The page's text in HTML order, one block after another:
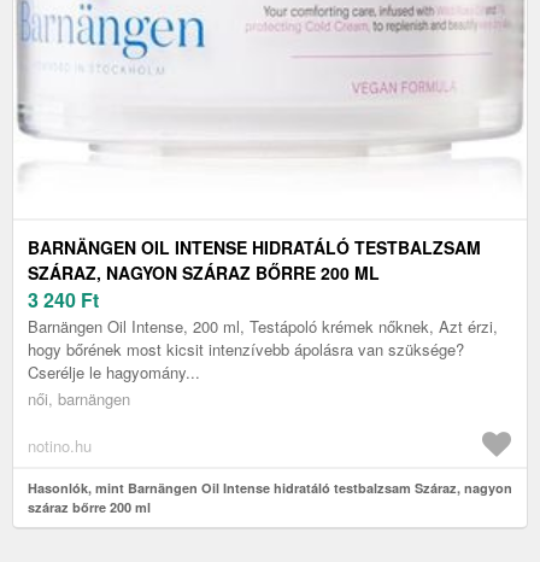
BARNÄNGEN OIL INTENSE HIDRATÁLÓ TESTBALZSAM
SZÁRAZ, NAGYON SZÁRAZ BŐRRE 200 ML
3 240 Ft
Barnängen Oil Intense, 200 ml, Testápoló krémek nőknek, Azt érzi,
hogy bőrének most kicsit intenzívebb ápolásra van szüksége?
Cserélje le hagyomány...
női, barnängen
notino.hu
Hasonlók, mint Barnängen Oil Intense hidratáló testbalzsam Száraz, nagyon
száraz bőrre 200 ml